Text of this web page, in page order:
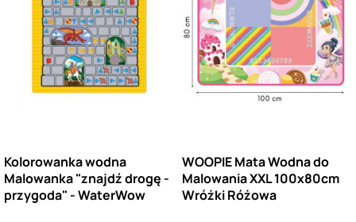
Kolorowanka wodna
Malowanka "znajdź drogę -
przygoda" - WaterWow
WOOPIE Mata Wodna do
Malowania XXL 100x80cm
Wróżki Różowa